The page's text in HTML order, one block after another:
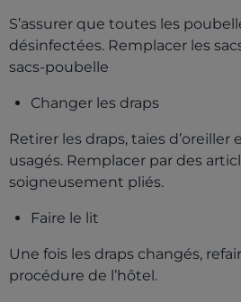
S’assurer que toutes les
désinfectées. Remplacer les
sacs-poubelle
Changer les draps
Retirer les draps, taies
usagés. Remplacer par des
soigneusement pliés.
Faire le lit
Une fois les draps changés,
procédure de l’hôtel.